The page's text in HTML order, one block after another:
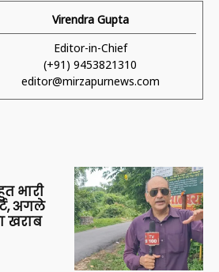
Virendra Gupta
Editor-in-Chief
(+91) 9453821310
editor@mirzapurnews.com
भारी
अगले
खराब